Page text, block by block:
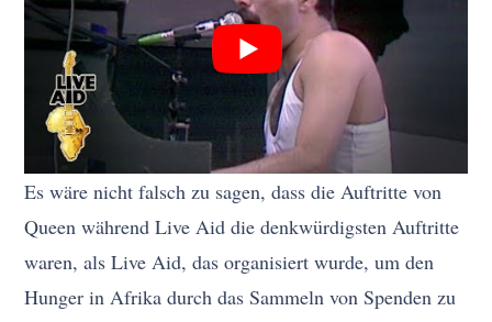
Es wäre nicht falsch zu sagen, dass die Auftritte von
Queen während Live Aid die denkwürdigsten Auftritte
waren, als Live Aid, das organisiert wurde, um den
Hunger in Afrika durch das Sammeln von Spenden zu